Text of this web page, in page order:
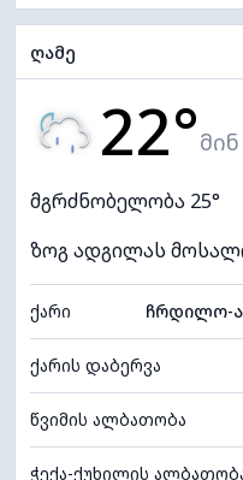
ღამე
22°მინ
მგრძნობელობა 25°
ზოგ ადგილას
ქარი ჩრდილო-
ქარის დაბერვა
წვიმის ალბათობა
ჭექა-ქუხილის